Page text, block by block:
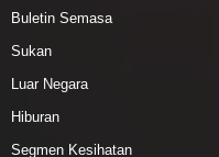
Buletin Semasa
Sukan
Luar Negara
Hiburan
Segmen Kesihatan